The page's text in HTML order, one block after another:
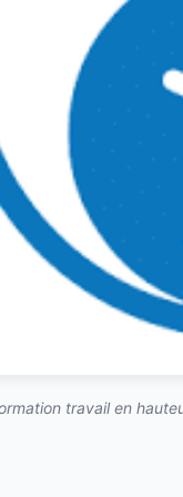
travail en